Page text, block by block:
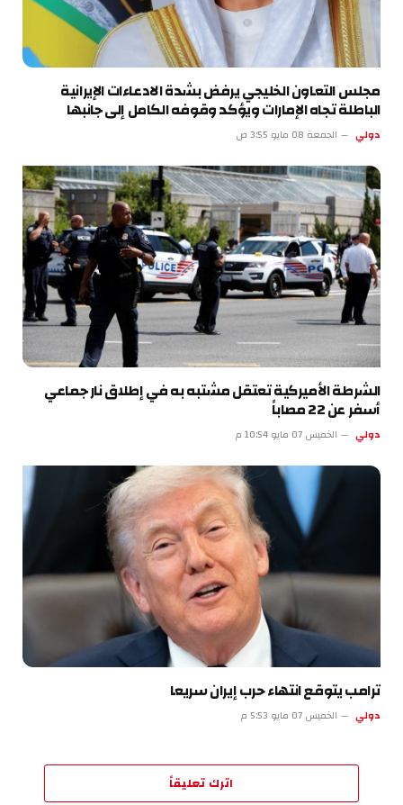
مجلس التعاون الخليجي يرفض بشدة الادعاءات الإيرانية
الباطلة تجاه الإمارات ويؤكد وقوفه الكامل إلى جانبها
دولي الجمعة 08 مايو 3:55 ص
الشرطة الأميركية تعتقل مشتبه به في إطلاق نار جماعي
أسفر عن 22 مصاباً
دولي الخميس 07 مايو 10:54 م
ترامب يتوقع انتهاء حرب إيران سريعا
دولي الخميس 07 مايو 5:53 م
اترك تعليقاً